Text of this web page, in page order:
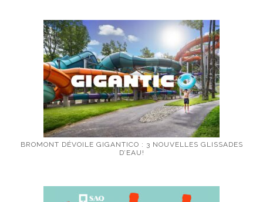
BROMONT DÉVOILE GIGANTICO : 3 NOUVELLES GLISSADES
D’EAU!